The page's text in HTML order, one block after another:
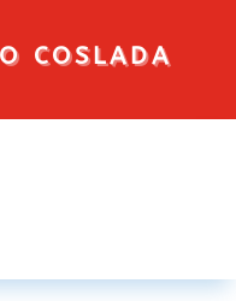
COSLADA